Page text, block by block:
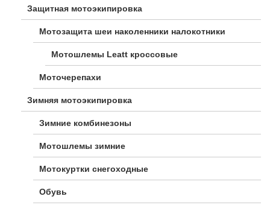
Защитная мотоэкипировка
Мотозащита шеи наколенники налокотники
Мотошлемы Leatt кроссовые
Моточерепахи
Зимняя мотоэкипировка
Зимние комбинезоны
Мотошлемы зимние
Мотокуртки снегоходные
Обувь